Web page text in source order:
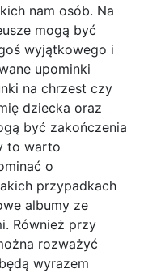
nam osób. Na
mogą być
wyjątkowego i
upominki
na chrzest czy
dziecka oraz
być zakończenia
to warto
o
przypadkach
albumy ze
Również przy
rozważyć
wyrazem